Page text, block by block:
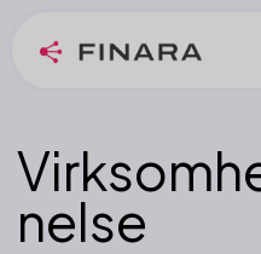
nelse